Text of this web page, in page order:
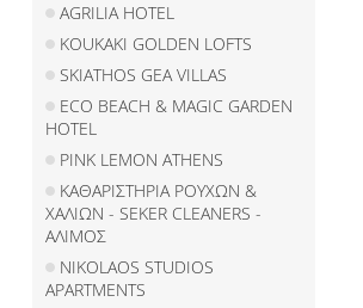
AGRILIA HOTEL
KOUKAKI GOLDEN LOFTS
SKIATHOS GEA VILLAS
ECO BEACH & MAGIC GARDEN
HOTEL
PINK LEMON ATHENS
ΚΑΘΑΡΙΣΤΗΡΙΑ ΡΟΥΧΩΝ &
ΧΑΛΙΩΝ - SEKER CLEANERS -
ΑΛΙΜΟΣ
NIKOLAOS STUDIOS
APARTMENTS